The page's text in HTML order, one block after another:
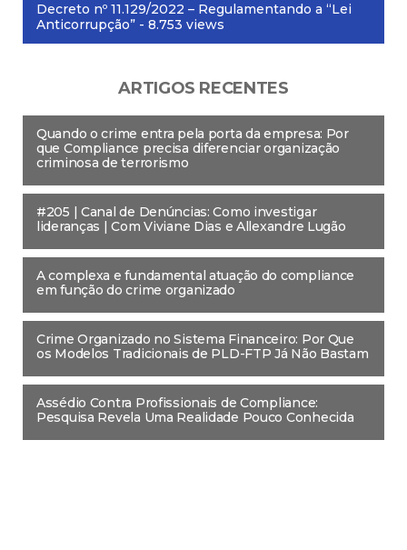
Decreto nº 11.129/2022 – Regulamentando a “Lei
Anticorrupção” - 8.753 views
ARTIGOS RECENTES
Quando o crime entra pela porta da empresa: Por
que Compliance precisa diferenciar organização
criminosa de terrorismo
#205 | Canal de Denúncias: Como investigar
lideranças | Com Viviane Dias e Allexandre Lugão
A complexa e fundamental atuação do compliance
em função do crime organizado
Crime Organizado no Sistema Financeiro: Por Que
os Modelos Tradicionais de PLD-FTP Já Não Bastam
Assédio Contra Profissionais de Compliance:
Pesquisa Revela Uma Realidade Pouco Conhecida